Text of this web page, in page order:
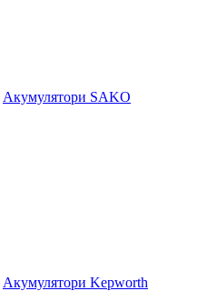
Акумулятори SAKO
Акумулятори Kepworth